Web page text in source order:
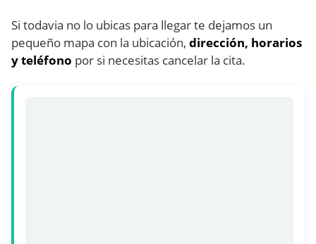
Si todavia no lo ubicas para llegar te dejamos un
pequeño mapa con la ubicación, dirección, horarios
y teléfono por si necesitas cancelar la cita.